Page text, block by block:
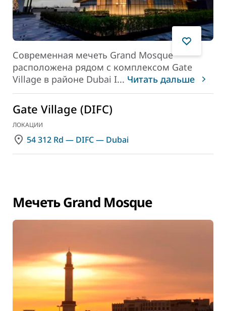
Современная мечеть Grand Mosque
расположена рядом с комплексом Gate
Village в районе Dubai I... Читать дальше
Gate Village (DIFC)
ЛОКАЦИИ
54 312 Rd — DIFC — Dubai
Мечеть Grand Mosque